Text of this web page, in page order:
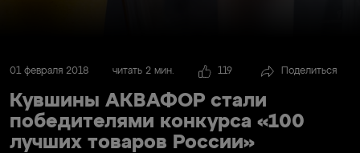
01 февраля 2018 читать 2 мин. 119 Поделиться
Кувшины АКВАФОР стали
победителями конкурса «100
лучших товаров России»